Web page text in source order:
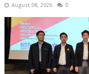
August 08, 2026 0